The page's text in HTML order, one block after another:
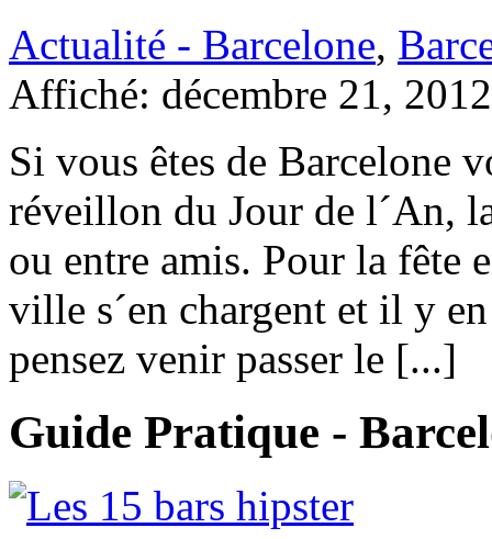
Actualité - Barcelone,
Affiché: décembre 21, 2012
Si vous êtes de Barcelone
réveillon du Jour de l´An,
ou entre amis. Pour la fête
ville s´en chargent et il y
pensez venir passer le [...]
Guide Pratique -